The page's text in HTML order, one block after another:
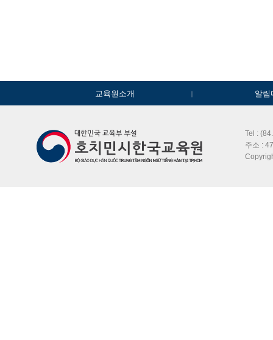
교육원소개 알림
Tel :
주소 :